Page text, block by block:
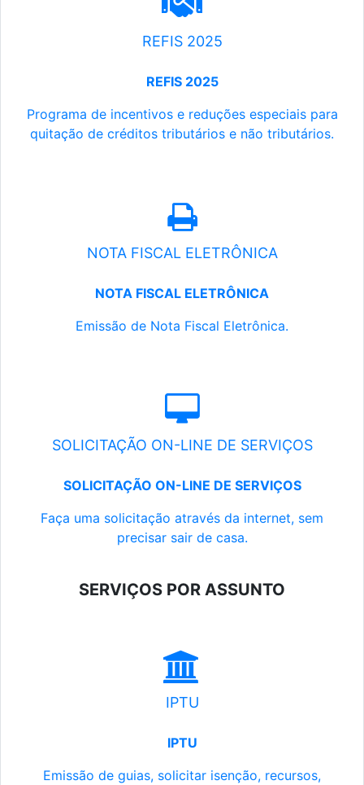
REFIS 2025
REFIS 2025
Programa de incentivos e reduções especiais para
quitação de créditos tributários e não tributários.
NOTA FISCAL ELETRÔNICA
NOTA FISCAL ELETRÔNICA
Emissão de Nota Fiscal Eletrônica.
SOLICITAÇÃO ON-LINE DE SERVIÇOS
SOLICITAÇÃO ON-LINE DE SERVIÇOS
Faça uma solicitação através da internet, sem
precisar sair de casa.
SERVIÇOS POR ASSUNTO
IPTU
IPTU
Emissão de guias, solicitar isenção, recursos,